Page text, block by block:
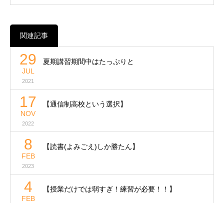
関連記事
29
JUL
2021
夏期講習期間中はたっぷりと
17
NOV
2022
【通信制高校という選択】
8
FEB
2023
【読書(よみごえ)しか勝たん】
4
FEB
【授業だけでは弱すぎ！練習が必要！！】